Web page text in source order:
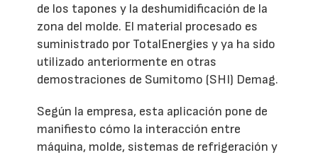
de los tapones y la deshumidificación de la
zona del molde. El material procesado es
suministrado por TotalEnergies y ya ha sido
utilizado anteriormente en otras
demostraciones de Sumitomo (SHI) Demag.
Según la empresa, esta aplicación pone de
manifiesto cómo la interacción entre
máquina, molde, sistemas de refrigeración y